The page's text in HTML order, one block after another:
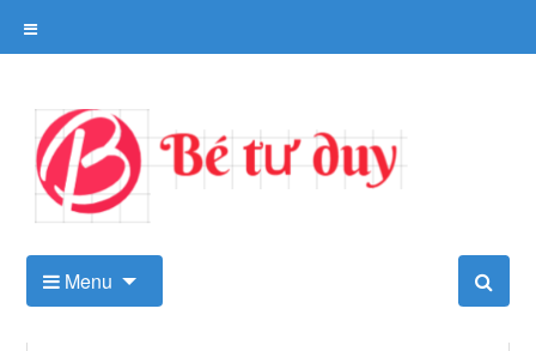
Kho tài liệu tư duy cho trẻ
Menu